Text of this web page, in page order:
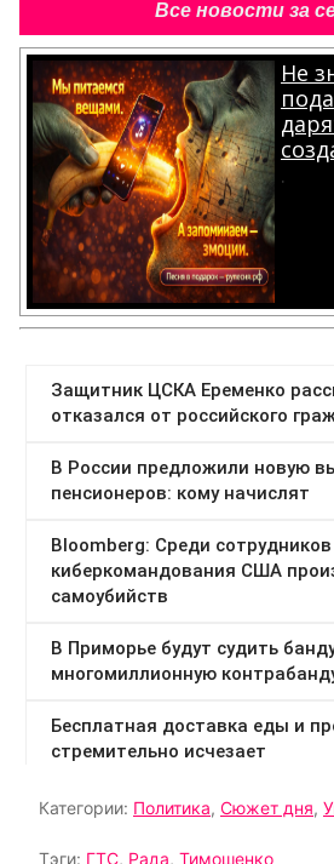
Все новости за
Не
.
Категории: Политика, Сюжет дня,
Тэги: ГТС, Рада, Тимошенко